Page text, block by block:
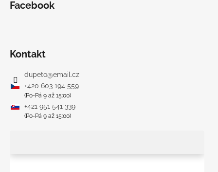
Facebook
Kontakt
dupeto@email.cz
+420 603 194 559
(Po-Pá 9 až 15:00)
+421 951 541 339
(Po-Pá 9 až 15:00)